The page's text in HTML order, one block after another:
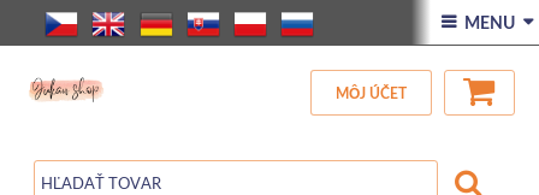
ÚVOD
VŠETOK TOVAR
ZĽAVA BLOG
 MENU 
MÔJ ÚČET